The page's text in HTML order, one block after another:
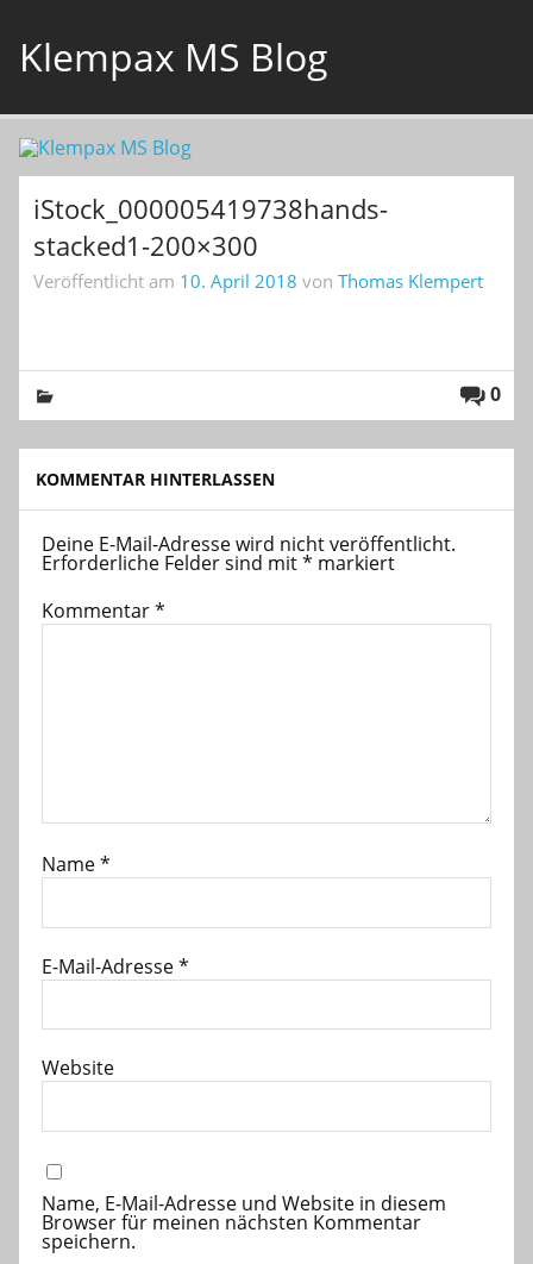
content
Klempax MS Blog
iStock_000005419738hands-
stacked1-200×300
Veröffentlicht am 10. April 2018 von Thomas Klempert
0
KOMMENTAR HINTERLASSEN
Deine E-Mail-Adresse wird nicht veröffentlicht.
Erforderliche Felder sind mit* markiert
Kommentar*
Name*
E-Mail-Adresse*
Website
Name, E-Mail-Adresse und Website in diesem
Browser für meinen nächsten Kommentar
speichern.